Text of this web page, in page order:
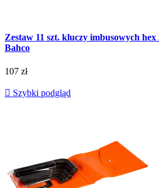
Zestaw 11 szt. kluczy imbusowych
Bahco
107 zł
 Szybki podgląd